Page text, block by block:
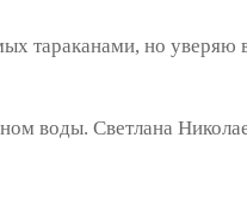
тараканами, но уверяю
воды. Светлана